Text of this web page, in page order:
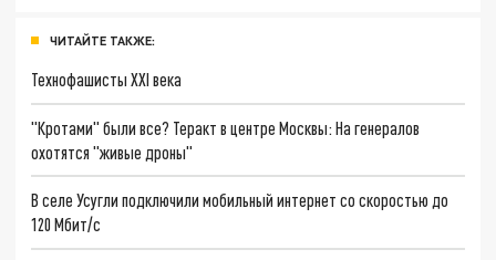
ЧИТАЙТЕ ТАКЖЕ:
Технофашисты XXI века
"Кротами" были все? Теракт в центре Москвы: На генералов
охотятся "живые дроны"
В селе Усугли подключили мобильный интернет со скоростью до
120 Мбит/с